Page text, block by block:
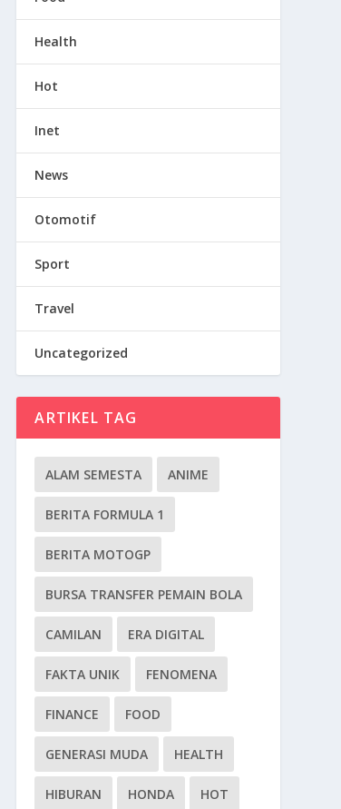
Health
Hot
Inet
News
Otomotif
Sport
Travel
Uncategorized
ARTIKEL TAG
ALAM SEMESTA ANIME
BERITA FORMULA 1
BERITA MOTOGP
BURSA TRANSFER PEMAIN BOLA
CAMILAN ERA DIGITAL
FAKTA UNIK FENOMENA
FINANCE FOOD
GENERASI MUDA HEALTH
HIBURAN HONDA HOT